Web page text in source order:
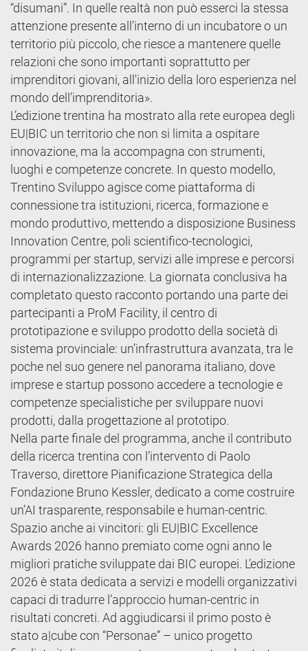
“disumani”. In quelle realtà non può esserci la stessa
attenzione presente all’interno di un incubatore o un
territorio più piccolo, che riesce a mantenere quelle
relazioni che sono importanti soprattutto per
imprenditori giovani, all'inizio della loro esperienza nel
mondo dell’imprenditoria».
L’edizione trentina ha mostrato alla rete europea degli
EU|BIC un territorio che non si limita a ospitare
innovazione, ma la accompagna con strumenti,
luoghi e competenze concrete. In questo modello,
Trentino Sviluppo agisce come piattaforma di
connessione tra istituzioni, ricerca, formazione e
mondo produttivo, mettendo a disposizione Business
Innovation Centre, poli scientifico-tecnologici,
programmi per startup, servizi alle imprese e percorsi
di internazionalizzazione. La giornata conclusiva ha
completato questo racconto portando una parte dei
partecipanti a ProM Facility, il centro di
prototipazione e sviluppo prodotto della società di
sistema provinciale: un’infrastruttura avanzata, tra le
poche nel suo genere nel panorama italiano, dove
imprese e startup possono accedere a tecnologie e
competenze specialistiche per sviluppare nuovi
prodotti, dalla progettazione al prototipo.
Nella parte finale del programma, anche il contributo
della ricerca trentina con l’intervento di Paolo
Traverso, direttore Pianificazione Strategica della
Fondazione Bruno Kessler, dedicato a come costruire
un’AI trasparente, responsabile e human-centric.
Spazio anche ai vincitori: gli EU|BIC Excellence
Awards 2026 hanno premiato come ogni anno le
migliori pratiche sviluppate dai BIC europei. L’edizione
2026 è stata dedicata a servizi e modelli organizzativi
capaci di tradurre l’approccio human-centric in
risultati concreti. Ad aggiudicarsi il primo posto è
stato a|cube con “Personae” – unico progetto